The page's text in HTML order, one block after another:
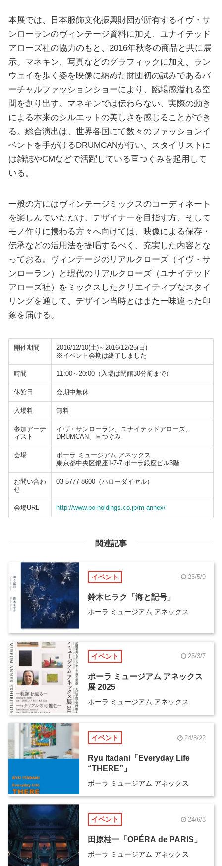
本展では、日本服飾文化振興財団が所有するイヴ・サ
ンローランのヴィンテージ資料に加え、ユナイテッド
アローズ社の協力のもと、2016年秋冬の商品と共に展
示。マネキン、写真などのグラフィックに加え、ラン
ウェイを歩く姿を映像に納めた財団初の試みであるバ
ーチャルファッションショーにより、臨場感溢れる空
間を創り出す。マネキンでは伝わらない、実際の動き
による本来のシルエットの美しさを感じることができ
る。総合演出は、世界各国にて数々のファッションイ
ベントを手がけるDRUMCANが行い、スタイリストに
は雑誌やCMなどで活躍している亘つぐみを起用して
いる。
一般の方にはヴィンテージミックスのコーディネート
を楽しんでいただけ、デザイナーを目指す方、そして
モノ作りに携わる方々へ向けては、映像による保存・
伝承などの活用法を提唱するべく、充実した内容とな
っておる。ヴィンテージのリアルクローズ（イヴ・サ
ンローラン）と現代のリアルクローズ（ユナイテッド
アローズ社）をミックスしたクリエイティブなスタイ
リングを通して、デザイン当時とはまた一味違った印
象を届ける。
開催期間
2016/12/10(土)～2016/12/25(日)
※イベント会期は終了しました
時間 11:00～20:00（入場は閉館30分前まで）
休館日 会期中無休
入場料 無料
参加アーテ
ィスト
イヴ・サンローラン、ユナイテッドアローズ、
DRUMCAN、亘つぐみ
会場
ポーラ ミュージアム アネックス
東京都中央区銀座1-7-7 ポーラ銀座ビル3階
お問い合わ
せ
03-5777-8600（ハローダイヤル）
会場URL http://www.po-holdings.co.jp/m-annex/
関連記事
イベント 25/5/9
鈴木ヒラク「海と記号」
ポーラ ミュージアム アネックス
イベント 25/3/7
ポーラ ミュージアム アネックス
展 2025
ポーラ ミュージアム アネックス
イベント 24/8/22
Ryu Itadani「Everyday Life
“THERE”」
ポーラ ミュージアム アネックス
イベント 24/6/3
田原桂一「OPÉRA de PARIS」
ポーラ ミュージアム アネックス